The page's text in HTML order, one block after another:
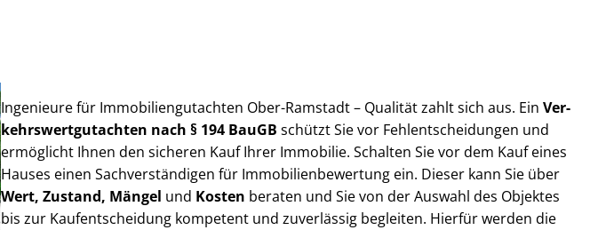
Ingenieure für Im­mo­bi­li­en­gut­ach­ten Ober-Ramstadt – Qualität zahlt sich aus. Ein Ver­
kehrs­wert­gut­ach­ten nach § 194 BauGB schützt Sie vor Fehl­ent­schei­dun­gen und
ermöglicht Ihnen den sicheren Kauf Ihrer Immobilie. Schalten Sie vor dem Kauf eines
Hauses einen Sach­ver­stän­di­gen für Im­mo­bi­li­en­be­wer­tung ein. Dieser kann Sie über
Wert, Zustand, Mängel und Kosten beraten und Sie von der Auswahl des Objektes
bis zur Kauf­ent­schei­dung kompetent und zuverlässig begleiten. Hierfür werden die